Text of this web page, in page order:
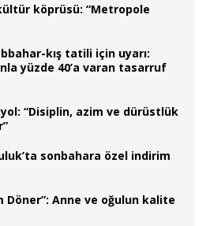
kültür köprüsü: “Metropole
kış tatili için uyarı:
yüzde 40’a varan tasarruf
“Disiplin, azim ve dürüstlük
sonbahara özel indirim
Döner”: Anne ve oğulun kalite